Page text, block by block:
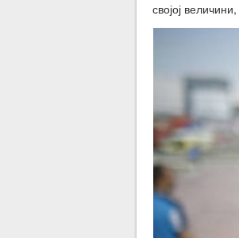
својој